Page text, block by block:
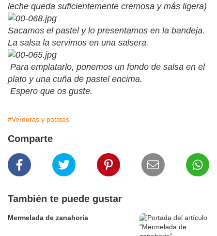
leche queda suficientemente cremosa y más ligera)
Sacamos el pastel y lo presentamos en la bandeja.
La salsa la servimos en una salsera.
Para emplatarlo, ponemos un fondo de salsa en el
plato y una cuña de pastel encima.
Espero que os guste.
#Verduras y patatas
Comparte
También te puede gustar
Mermelada de zanahoria